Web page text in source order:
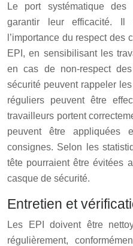
Le port systématique
garantir leur efficacité. Il
l’importance du respect
EPI, en sensibilisant les
en cas de non-respect
sécurité peuvent rappeler
réguliers peuvent être
travailleurs portent
peuvent être appliquées
consignes. Selon les
tête pourraient être évitées
casque de sécurité.
Entretien et
Les EPI doivent être
régulièrement,